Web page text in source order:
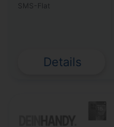
SMS-Flat
Details